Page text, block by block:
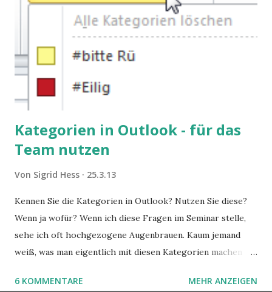
Kategorien in Outlook - für das
Team nutzen
Von Sigrid Hess 25.3.13
Kennen Sie die Kategorien in Outlook? Nutzen Sie diese?
Wenn ja wofür? Wenn ich diese Fragen im Seminar stelle,
sehe ich oft hochgezogene Augenbrauen. Kaum jemand
weiß, was man eigentlich mit diesen Kategorien machen
sie Ihnen vor.
6 KOMMENTARE MEHR ANZEIGEN